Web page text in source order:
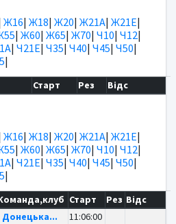
Ж16| Ж18| Ж20| Ж21А| Ж21Е|
| Ж60| Ж65| Ж70| Ч10| Ч12|
| Ч21Е| Ч35| Ч40| Ч45| Ч50|
|
Старт Рез Відс
Ж16| Ж18| Ж20| Ж21А| Ж21Е|
| Ж60| Ж65| Ж70| Ч10| Ч12|
| Ч21Е| Ч35| Ч40| Ч45| Ч50|
|
Старт Рез Відс
Донецька...
11:06:00